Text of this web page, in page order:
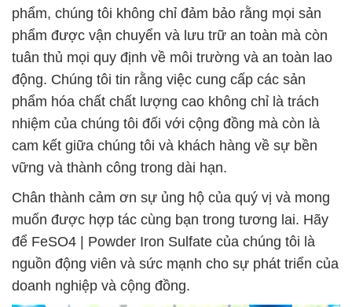
phẩm, chúng tôi không chỉ đảm bảo rằng mọi sản
phẩm được vận chuyển và lưu trữ an toàn mà còn
tuân thủ mọi quy định về môi trường và an toàn lao
động. Chúng tôi tin rằng việc cung cấp các sản
phẩm hóa chất chất lượng cao không chỉ là trách
nhiệm của chúng tôi đối với cộng đồng mà còn là
cam kết giữa chúng tôi và khách hàng về sự bền
vững và thành công trong dài hạn.
Chân thành cảm ơn sự ủng hộ của quý vị và mong
muốn được hợp tác cùng bạn trong tương lai. Hãy
để FeSO4 | Powder Iron Sulfate của chúng tôi là
nguồn động viên và sức mạnh cho sự phát triển của
doanh nghiệp và cộng đồng.